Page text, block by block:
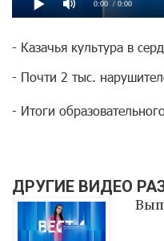
0:00 / 0:00
- Казачья культура в
- Почти 2 тыс.
- Итоги
ДРУГИЕ ВИДЕО